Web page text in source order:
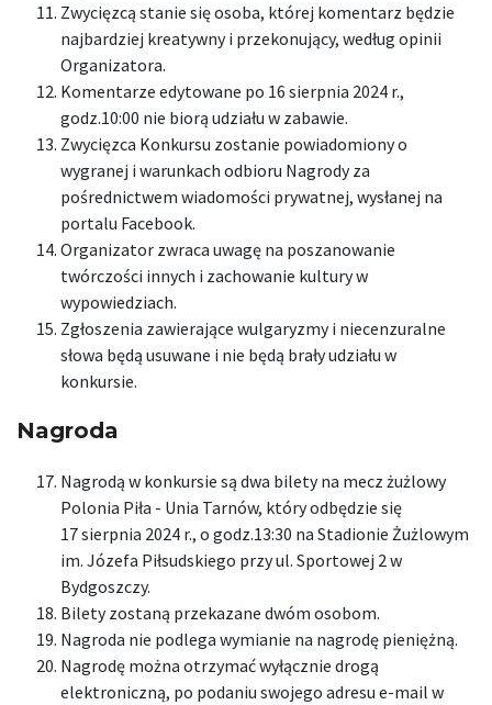
Zwycięzcą stanie się osoba, której komentarz będzie
najbardziej kreatywny i przekonujący, według opinii
Organizatora.
Komentarze edytowane po 16 sierpnia 2024 r.,
godz.10:00 nie biorą udziału w zabawie.
Zwycięzca Konkursu zostanie powiadomiony o
wygranej i warunkach odbioru Nagrody za
pośrednictwem wiadomości prywatnej, wysłanej na
portalu Facebook.
Organizator zwraca uwagę na poszanowanie
twórczości innych i zachowanie kultury w
wypowiedziach.
Zgłoszenia zawierające wulgaryzmy i niecenzuralne
słowa będą usuwane i nie będą brały udziału w
konkursie.
Nagroda
Nagrodą w konkursie są dwa bilety na mecz żużlowy
Polonia Piła - Unia Tarnów, który odbędzie się
17 sierpnia 2024 r., o godz.13:30 na Stadionie Żużlowym
im. Józefa Piłsudskiego przy ul. Sportowej 2 w
Bydgoszczy.
Bilety zostaną przekazane dwóm osobom.
Nagroda nie podlega wymianie na nagrodę pieniężną.
Nagrodę można otrzymać wyłącznie drogą
elektroniczną, po podaniu swojego adresu e-mail w